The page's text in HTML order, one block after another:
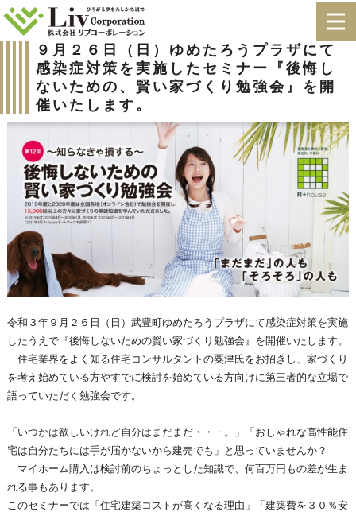
９月２６日（日）ゆめたろうプラザにて
感染症対策を実施したセミナー『後悔し
ないための、賢い家づくり勉強会』を開
催いたします。
令和３年９月２６日（日）武豊町ゆめたろうプラザにて感染症対策を実施
したうえで『後悔しないための賢い家づくり勉強会』を開催いたします。
住宅業界をよく知る住宅コンサルタントの粟津氏をお招きし、家づくり
を考え始めている方やすでに検討を始めている方向けに第三者的な立場で
語っていただく勉強会です。
「いつかは欲しいけれど自分はまだまだ・・・。」「おしゃれな高性能住
宅は自分たちには手が届かないから建売でも」と思っていませんか？
マイホーム購入は検討前のちょっとした知識で、何百万円もの差が生ま
れる事もあります。
このセミナーでは「住宅建築コストが高くなる理由」「建築費を３０％安